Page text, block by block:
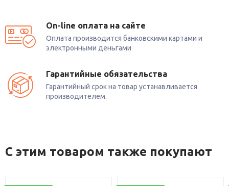
On-line оплата на сайте
Оплата производится банковскими картами и
электронными деньгами
Гарантийные обязательства
Гарантийный срок на товар устанавливается
производителем.
С этим товаром также покупают